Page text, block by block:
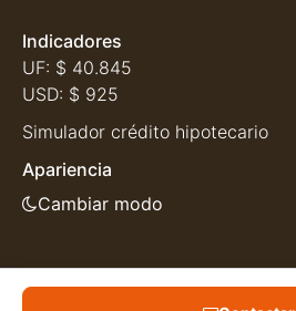
Indicadores
UF: $ 40.845
USD: $ 925
Simulador crédito hipotecario
Apariencia
Cambiar modo